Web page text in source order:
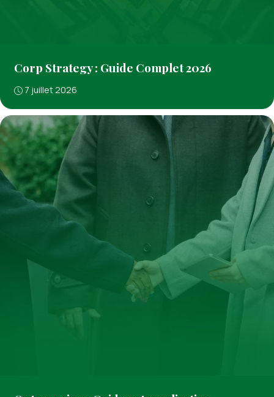
Corp Strategy : Guide Complet 2026
7 juillet 2026